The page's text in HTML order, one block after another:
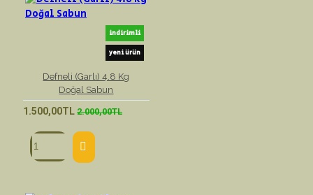
indirimli
yeni ürün
Defneli (Garlı) 4.8 Kg
Doğal Sabun
1.500,00TL 2.000,00TL